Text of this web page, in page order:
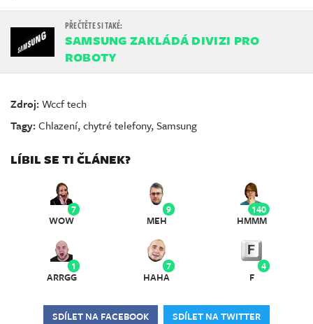
SAMSUNG ZAKLÁDÁ DIVIZI PRO
ROBOTY
Zdroj:Wccf tech
Tagy:Chlazení,chytré telefony,Samsung
LÍBIL SE TI ČLÁNEK?
7
WOW
9
MEH
140
HMMM
1
ARRGG
7
HAHA
4
F
SDÍLET NA FACEBOOK SDÍLET NA TWITTER